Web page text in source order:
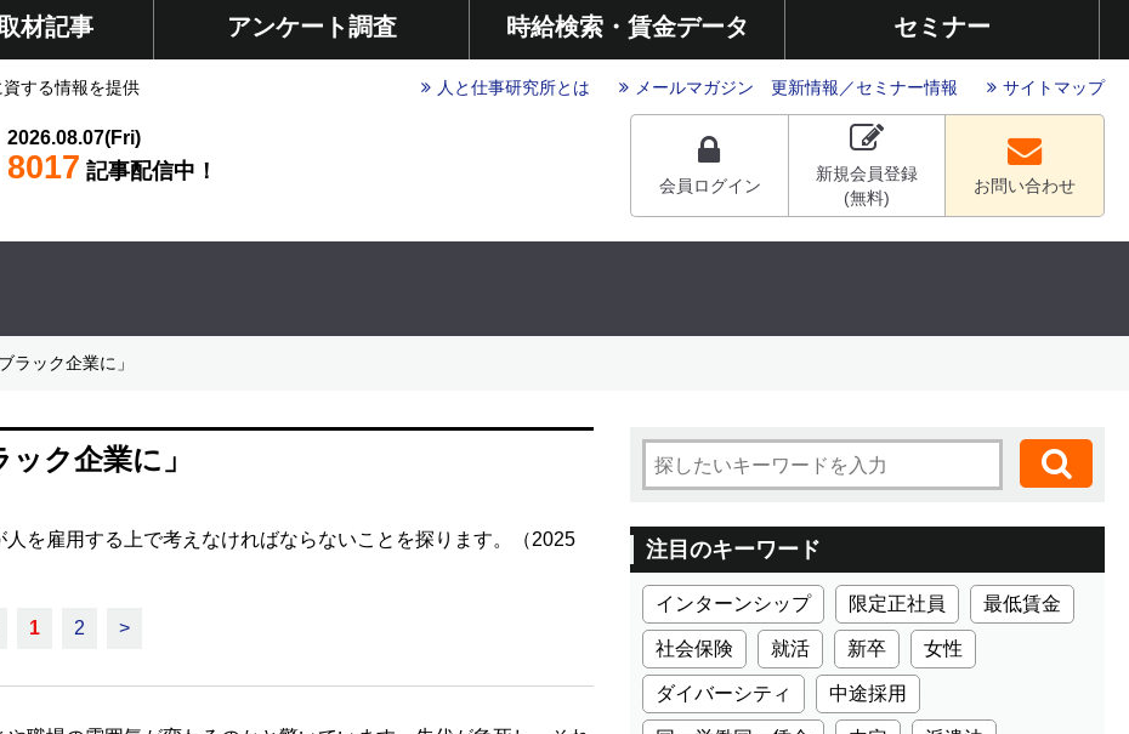
材記事 アンケート調査 時給検索・賃金データ セミナー
する情報を提供 人と仕事研究所とは メールマガジン 更新情報 ／セミナー情報 サイトマップ
2026.08.07(Fri)
8017 記事配信中！
会員ログイン
新規会員登録
(無料)
お問い合わせ
ラック企業に」
ク企業に」
を雇用する上で考えなければならないことを探ります。（2025
1 2 >
注目のキーワード
インターンシップ 限定正社員 最低賃金
社会保険 就活 新卒 女性
ダイバーシティ 中途採用